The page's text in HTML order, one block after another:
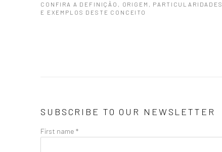
CONFIRA A DEFINIÇÃO, ORIGEM, PARTICULARIDADES
E EXEMPLOS DESTE CONCEITO
SUBSCRIBE TO OUR NEWSLETTER
First name *